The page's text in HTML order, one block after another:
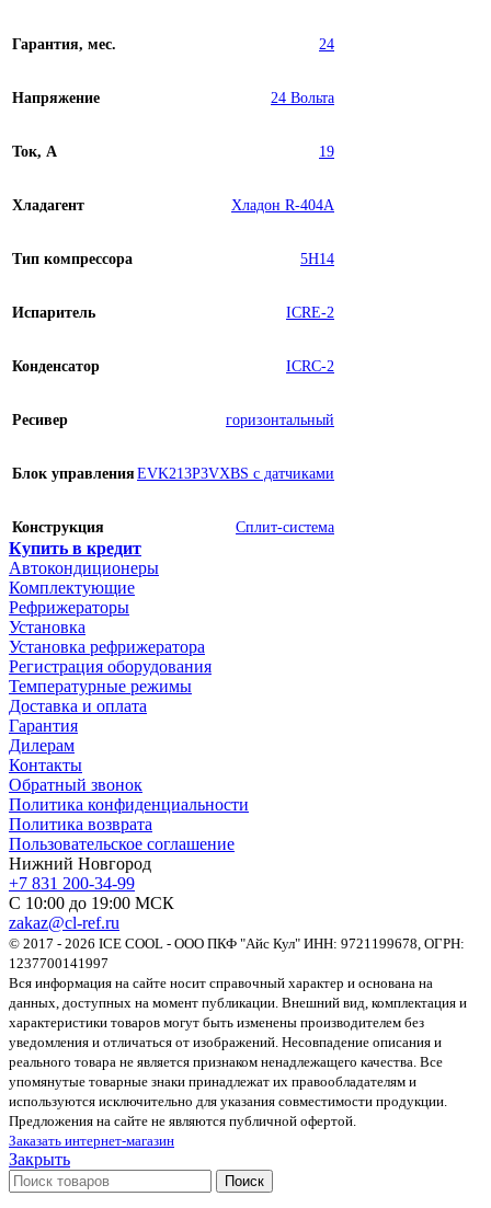
Гарантия, мес. 24
Напряжение 24 Вольта
Ток, А 19
Хладагент Хладон R-404A
Тип компрессора 5H14
Испаритель ICRE-2
Конденсатор ICRC-2
Ресивер горизонтальный
Блок управленияEVK213P3VXBS с датчиками
Конструкция Сплит-система
Купить в кредит
Автокондиционеры
Комплектующие
Рефрижераторы
Установка
Установка рефрижератора
Регистрация оборудования
Температурные режимы
Доставка и оплата
Гарантия
Дилерам
Контакты
Обратный звонок
Политика конфиденциальности
Политика возврата
Пользовательское соглашение
Нижний Новгород
+7 831 200-34-99
С 10:00 до 19:00 МСК
zakaz@cl-ref.ru
© 2017 - 2026 ICE COOL - ООО ПКФ "Айс Кул" ИНН: 9721199678, ОГРН:
1237700141997
Вся информация на сайте носит справочный характер и основана на
данных, доступных на момент публикации. Внешний вид, комплектация и
характеристики товаров могут быть изменены производителем без
уведомления и отличаться от изображений. Несовпадение описания и
реального товара не является признаком ненадлежащего качества. Все
упомянутые товарные знаки принадлежат их правообладателям и
используются исключительно для указания совместимости продукции.
Предложения на сайте не являются публичной офертой.
Заказать интернет-магазин
Закрыть
Поиск